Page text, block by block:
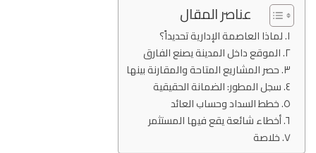
عناصر المقال
لماذا العاصمة الإدارية تحديداً؟
الموقع داخل المدينة يصنع الفارق
حصر المشاريع المتاحة والمقارنة بينها
سجل المطور: الضمانة الحقيقية
خطط السداد وحساب العائد
أخطاء شائعة يقع فيها المستثمر
خلاصة